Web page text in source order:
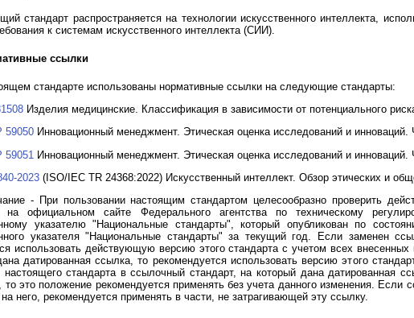
стандарт распространяется на технологии искусственного интеллекта,
к системам искусственного интеллекта (СИИ).
ссылки
стандарте использованы нормативные ссылки на следующие стандарты:
Изделия медицинские. Классификация в зависимости от потенциального
59050 Инновационный менеджмент. Этическая оценка исследований и инноваций.
Инновационный менеджмент. Этическая оценка исследований и инноваций.
2023 (ISO/IEC TR 24368:2022) Искусственный интеллект. Обзор этических и
- При пользовании настоящим стандартом целесообразно проверить
на официальном сайте Федерального агентства по техническому
указателю "Национальные стандарты", который опубликован по
указателя "Национальные стандарты" за текущий год. Если заменен
использовать действующую версию этого стандарта с учетом всех
датированная ссылка, то рекомендуется использовать версию этого
настоящего стандарта в ссылочный стандарт, на который дана датированная
то это положение рекомендуется применять без учета данного изменения.
него, рекомендуется применять в части, не затрагивающей эту ссылку.